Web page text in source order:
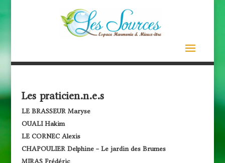
Les praticien.n.e.s
LE BRASSEUR Maryse
OUALI Hakim
LE CORNEC Alexis
CHAPOULIER Delphine – Le jardin des Brumes